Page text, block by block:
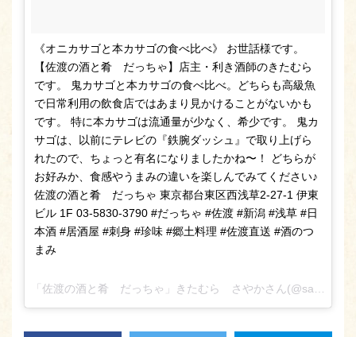
《オニカサゴと本カサゴの食べ比べ》 お世話様です。
【佐渡の酒と肴 だっちゃ】店主・利き酒師のきたむら
です。 鬼カサゴと本カサゴの食べ比べ。どちらも高級魚
で日常利用の飲食店ではあまり見かけることがないかも
です。 特に本カサゴは流通量が少なく、希少です。 鬼カ
サゴは、以前にテレビの『鉄腕ダッシュ』で取り上げら
れたので、ちょっと有名になりましたかね〜！ どちらが
お好みか、食感やうまみの違いを楽しんでみてください♪
佐渡の酒と肴 だっちゃ 東京都台東区西浅草2-27-1 伊東
ビル 1F 03-5830-3790 #だっちゃ #佐渡 #新潟 #浅草 #日
本酒 #居酒屋 #刺身 #珍味 #郷土料理 #佐渡直送 #酒のつ
まみ
「佐渡の酒と肴 だっちゃ」きたむら さやかさん(@sado_daccha_sa_ya_ka_)がシェアした投稿 –